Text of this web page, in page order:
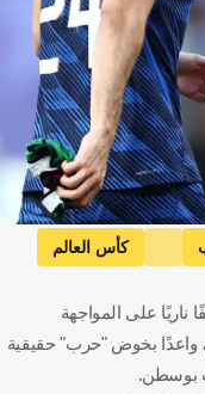
كأس العالم
على المواجهة
واعدًا بخوض "حرب" حقيقية
بوسطن.